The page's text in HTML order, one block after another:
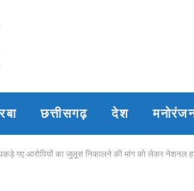
छत्तीसगढ़ देश
गए आरोपियों का जुलूस निकालने की मांग को लेकर नेशनल